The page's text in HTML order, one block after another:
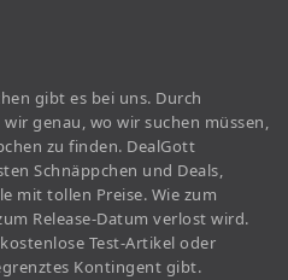
gibt es bei uns. Durch
genau, wo wir suchen müssen,
zu finden. DealGott
Schnäppchen und Deals,
mit tollen Preise. Wie zum
Release-Datum verlost wird.
Test-Artikel oder
Kontingent gibt.